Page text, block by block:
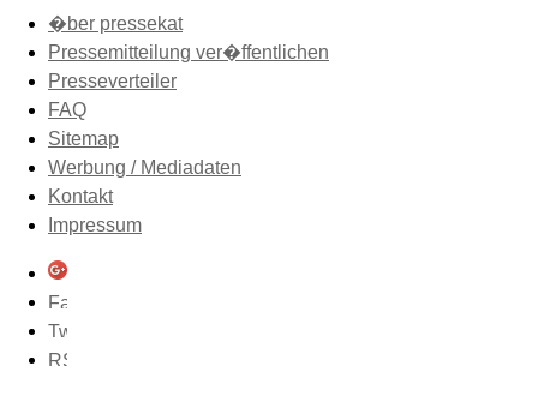
�ber pressekat
Pressemitteilung ver�ffentlichen
Presseverteiler
FAQ
Sitemap
Werbung / Mediadaten
Kontakt
Impressum